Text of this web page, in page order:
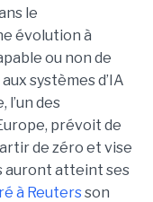
le
évolution à
ou non de
systèmes d’IA
l’un des
prévoit de
de zéro et vise
auront atteint ses
à Reutersson